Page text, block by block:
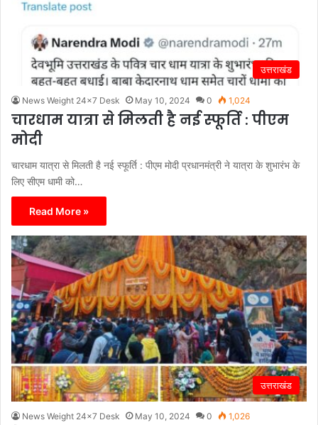
उत्तराखंड
News Weight 24x7 Desk May 10, 2024 0 1,024
चारधाम यात्रा से मिलती है नई स्फूर्ति : पीएम
मोदी
चारधाम यात्रा से मिलती है नई स्फूर्ति : पीएम मोदी प्रधानमंत्री ने यात्रा के शुभारंभ के
लिए सीएम धामी को…
Read More »
उत्तराखंड
News Weight 24x7 Desk May 10, 2024 0 1,026